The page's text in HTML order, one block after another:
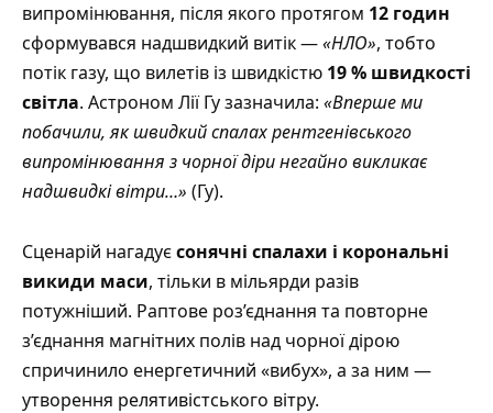
випромінювання, після якого протягом 12 годин
сформувався надшвидкий витік —«НЛО», тобто
потік газу, що вилетів із швидкістю 19 % швидкості
світла. Астроном Лії Гу зазначила: «Вперше ми
побачили, як швидкий спалах рентгенівського
випромінювання з чорної діри негайно викликає
надшвидкі вітри…» (Гу).
Сценарій нагадуєсонячні спалахи і корональні
викиди маси, тільки в мільярди разів
потужніший. Раптове роз’єднання та повторне
з’єднання магнітних полів над чорної дірою
спричинило енергетичний «вибух», а за ним —
утворення релятивістського вітру.